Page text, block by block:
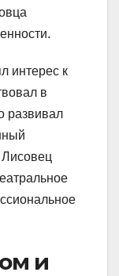
интерес к
в
развивал
Лисовец
и